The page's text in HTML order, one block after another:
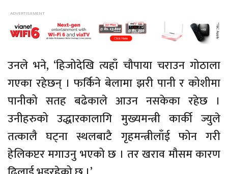
उनले भने, ‘हिजोदेखि त्यहाँ चौपाया चराउन गोठाला
गएका रहेछन् । फर्किने बेलामा झरी पानी र कोशीमा
पानीको सतह बढेकाले आउन नसकेका रहेछ ।
उनीहरुको उद्धारकालागि मुख्यमन्त्री कार्की ज्युले
तत्कालै घट्ना स्थलबाटै गृहमन्त्रीलाँईफोन गरी
हेलिकप्टर मगाउनु भएको छ । तरखरावमौसम कारण